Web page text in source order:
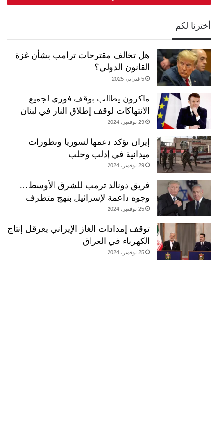
أخترنا لكم
هل تخالف مقترحات ترامب بشأن غزة
القانون الدولي؟
5 فبراير، 2025
ماكرون يطالب بوقف فوري لجميع
الانتهاكات لوقف إطلاق النار في لبنان
29 نوفمبر، 2024
إيران تؤكد دعمها لسوريا وتطورات
ميدانية في إدلب وحلب
29 نوفمبر، 2024
فريق دونالد ترمب للشرق الأوسط…
وجوه داعمة لإسرائيل بنهج متطرف
25 نوفمبر، 2024
توقف إمدادات الغاز الإيراني يعرقل إنتاج
الكهرباء في العراق
25 نوفمبر، 2024